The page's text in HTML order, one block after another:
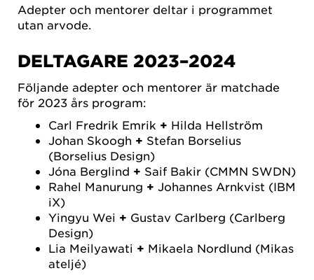
Adepter och mentorer deltar i programmet
utan arvode.
DELTAGARE 2023–2024
Följande adepter och mentorer är matchade
för 2023 års program:
Carl Fredrik Emrik + Hilda Hellström
Johan Skoogh + Stefan Borselius
(Borselius Design)
Jóna Berglind + Saif Bakir (CMMN SWDN)
Rahel Manurung + Johannes Arnkvist (IBM
iX)
Yingyu Wei + Gustav Carlberg (Carlberg
Design)
Lia Meilyawati + Mikaela Nordlund (Mikas
ateljé)